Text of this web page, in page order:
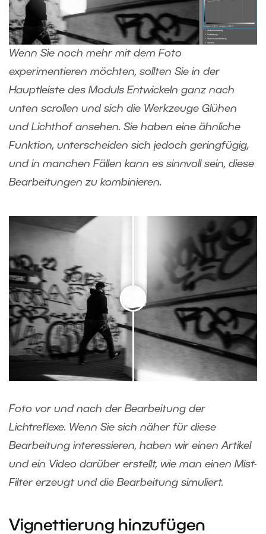
Wenn Sie noch mehr mit dem Foto
experimentieren möchten, sollten Sie in der
Hauptleiste des Moduls Entwickeln ganz nach
unten scrollen und sich die Werkzeuge Glühen
und Lichthof ansehen. Sie haben eine ähnliche
Funktion, unterscheiden sich jedoch geringfügig,
und in manchen Fällen kann es sinnvoll sein, diese
Bearbeitungen zu kombinieren.
Foto vor und nach der Bearbeitung der
Lichtreflexe. Wenn Sie sich näher für diese
Bearbeitung interessieren, haben wir einen Artikel
und ein Video darüber erstellt, wie man einen Mist-
Filter erzeugt und die Bearbeitung simuliert.
Vignettierung hinzufügen